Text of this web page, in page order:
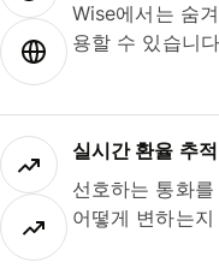
Wise에서는 숨
용할 수 있습니
실시간 환율 추적
선호하는 통화
어떻게 변하는